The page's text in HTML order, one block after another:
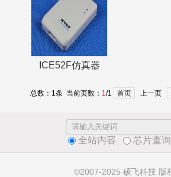
ICE52F仿真器
总数：1条 当前页数： 1/1 首页 上一页
全站内容 芯片查询
©2007-2025 硕飞科技 版